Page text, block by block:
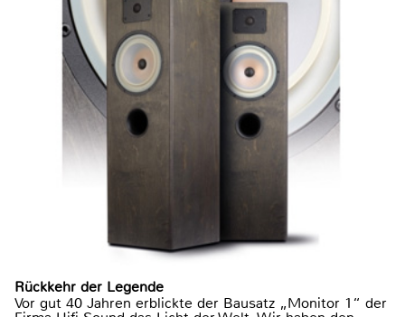
Rückkehr der Legende
Vor gut 40 Jahren erblickte der Bausatz „Monitor 1“ der